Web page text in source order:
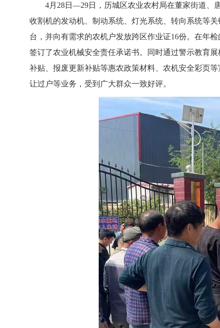
4月28日—29日，历城区农业农村局在董家街道、
收割机的发动机、制动系统、灯光系统、转向系统等
台，并向有需求的农机户发放跨区作业证16份。在年
签订了农业机械安全责任承诺书。同时通过警示教育
补贴、报废更新补贴等惠农政策材料、农机安全彩页
让过户等业务，受到广大群众一致好评。